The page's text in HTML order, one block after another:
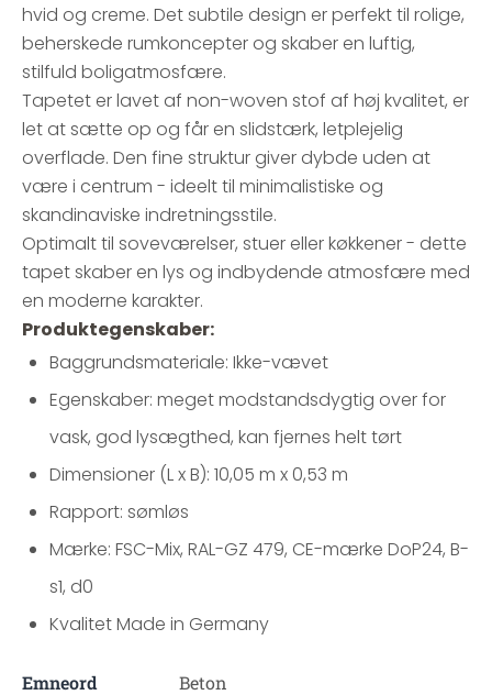
hvid og creme. Det subtile design er perfekt til rolige,
beherskede rumkoncepter og skaber en luftig,
stilfuld boligatmosfære.
Tapetet er lavet af non-woven stof af høj kvalitet, er
let at sætte op og får en slidstærk, letplejelig
overflade. Den fine struktur giver dybde uden at
være i centrum - ideelt til minimalistiske og
skandinaviske indretningsstile.
Optimalt til soveværelser, stuer eller køkkener - dette
tapet skaber en lys og indbydende atmosfære med
en moderne karakter.
Produktegenskaber:
Baggrundsmateriale: Ikke-vævet
Egenskaber: meget modstandsdygtig over for
vask, god lysægthed, kan fjernes helt tørt
Dimensioner (L x B): 10,05 m x 0,53 m
Rapport: sømløs
Mærke: FSC-Mix, RAL-GZ 479, CE-mærke DoP24, B-
s1, d0
Kvalitet Made in Germany
Emneord Beton